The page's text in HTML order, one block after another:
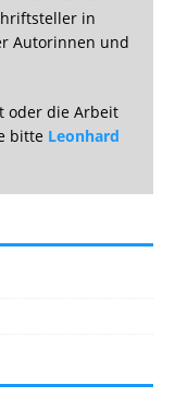
in
Autorinnen und
oder die Arbeit
bitte Leonhard